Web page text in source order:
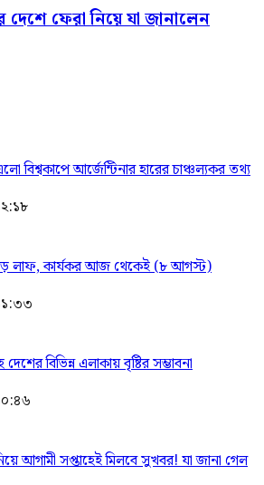
ফেরা নিয়ে যা জানালেন
বিশ্বকাপে আর্জেন্টিনার হারের চাঞ্চল্যকর তথ্য
বড় লাফ, কার্যকর আজ থেকেই (৮ আগস্ট)
দেশের বিভিন্ন এলাকায় বৃষ্টির সম্ভাবনা
আগামী সপ্তাহেই মিলবে সুখবর! যা জানা গেল